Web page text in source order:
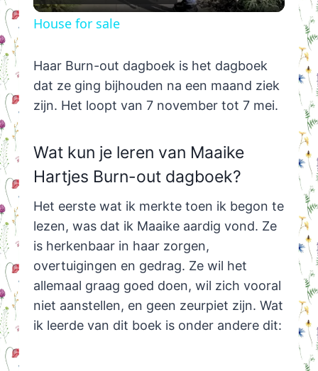
Video
House for sale
Haar Burn-out dagboek is het dagboek
dat ze ging bijhouden na een maand ziek
zijn. Het loopt van 7 november tot 7 mei.
Wat kun je leren van Maaike
Hartjes Burn-out dagboek?
Het eerste wat ik merkte toen ik begon te
lezen, was dat ik Maaike aardig vond. Ze
is herkenbaar in haar zorgen,
overtuigingen en gedrag. Ze wil het
allemaal graag goed doen, wil zich vooral
niet aanstellen, en geen zeurpiet zijn. Wat
ik leerde van dit boek is onder andere dit: